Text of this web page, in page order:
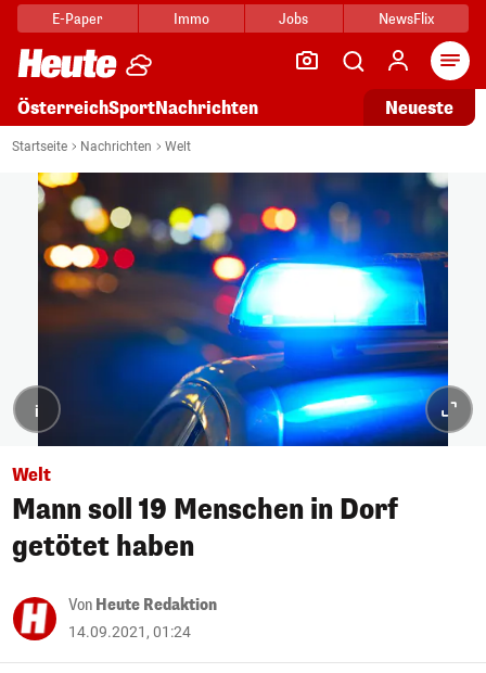
E-Paper Immo Jobs NewsFlix
ÖsterreichSportNachrichten Neueste
Startseite Nachrichten Welt
i
Welt
Mann soll 19 Menschen in Dorf
getötet haben
Von Heute Redaktion
14.09.2021, 01:24